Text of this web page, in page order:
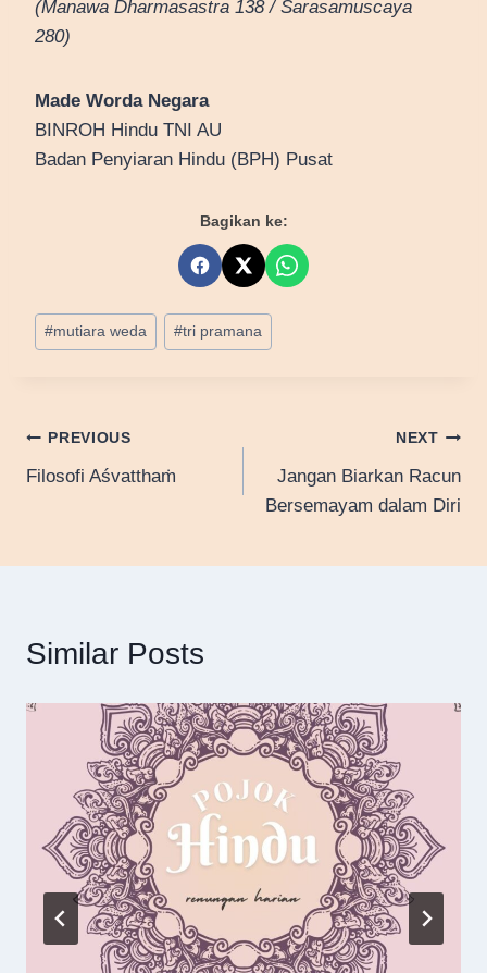
(Manawa Dharmasastra 138 / Sarasamuscaya
280)
Made Worda Negara
BINROH Hindu TNI AU
Badan Penyiaran Hindu (BPH) Pusat
Bagikan ke:
Post
Tags:
#mutiara weda #tri pramana
Post
navigation
PREVIOUS
Filosofi Aśvatthaṁ
NEXT
Jangan Biarkan Racun
Bersemayam dalam Diri
Similar Posts